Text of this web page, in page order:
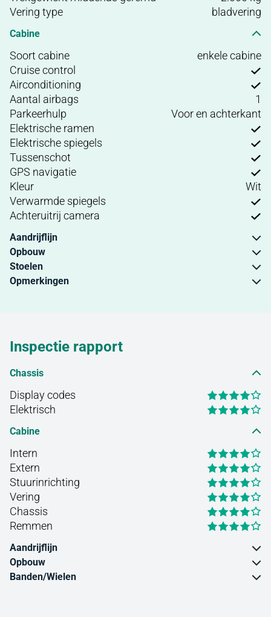
Vering type
bladvering
Cabine
Soort cabine
enkele cabine
Cruise control
Airconditioning
Aantal airbags
1
Parkeerhulp
Voor en achterkant
Elektrische ramen
Elektrische spiegels
Tussenschot
GPS navigatie
Kleur
Wit
Verwarmde spiegels
Achteruitrij camera
Aandrijflijn
Opbouw
Stoelen
Opmerkingen
Inspectie rapport
Chassis
Display codes
Elektrisch
Cabine
Intern
Extern
Stuurinrichting
Vering
Chassis
Remmen
Aandrijflijn
Opbouw
Banden/Wielen